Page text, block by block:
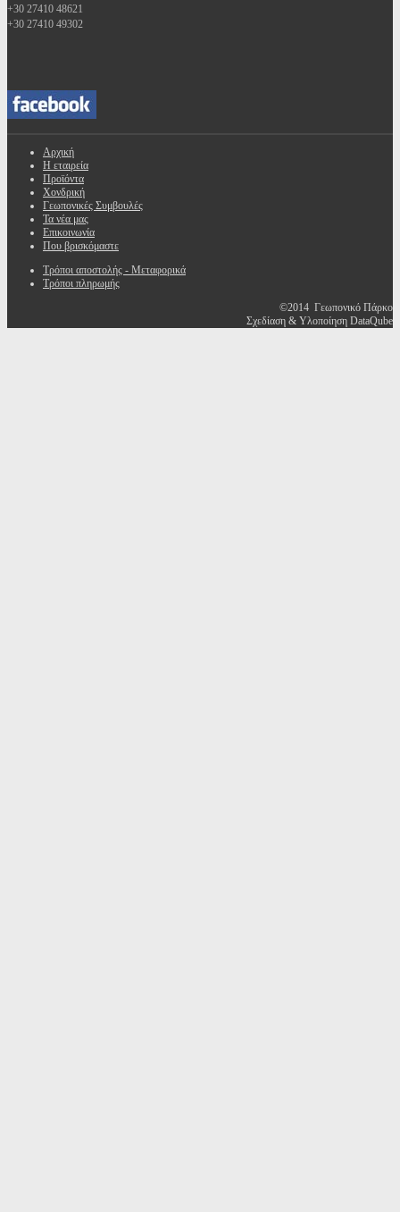
+30 27410 48621
+30 27410 49302
Αρχική
Η εταιρεία
Προϊόντα
Χονδρική
Γεωπονικές Συμβουλές
Τα νέα μας
Επικοινωνία
Που βρισκόμαστε
Τρόποι αποστολής - Μεταφορικά
Τρόποι πληρωμής
©2014 Γεωπονικό Πάρκο
Σχεδίαση & Υλοποίηση DataQube